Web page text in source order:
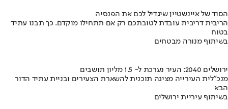
הסוד של איינשטיין שיגדיל לכם את הפנסיה
הריבית דריבית עובדת לטובתכם רק אם תתחילו מוקדם. כך תבנו עתיד
בטוח
בשיתוף מנורה מבטחים
ירושלים 2040: העיר נערכת ל- 1.5 מליון תושבים
מנכ"לית העירייה מציגה תוכנית להשארת הצעירים ובניית עתיד הדור
הבא
בשיתוף עיריית ירושלים